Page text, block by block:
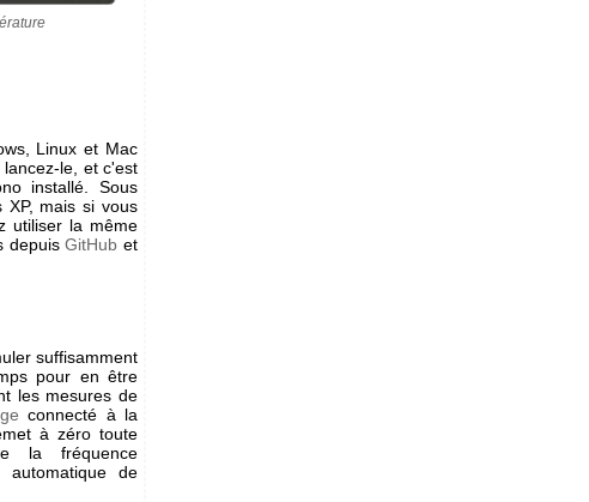
Linux et Mac
lancez-le, et c'est
installé. Sous
XP, mais si vous
utiliser la même
depuisGitHub et
suffisamment
pour en être
les mesures de
connecté à la
à zéro toute
la fréquence
de